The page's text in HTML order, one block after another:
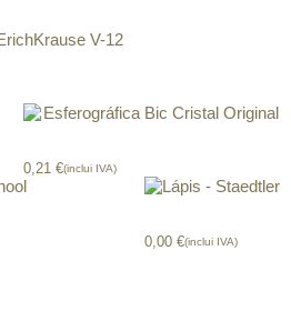
0,21 €(inclui IVA)
0,00 €(inclui IVA)